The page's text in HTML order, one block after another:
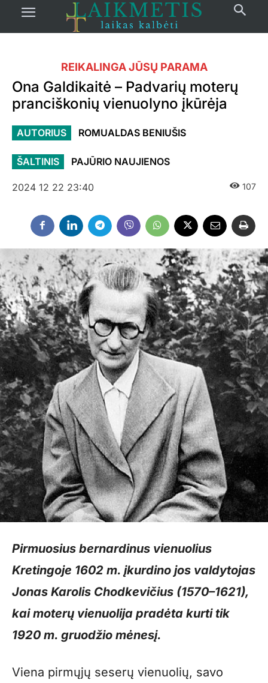
REIKALINGA JŪSŲ PARAMA
Ona Galdikaitė – Padvarių moterų
pranciškonių vienuolyno įkūrėja
AUTORIUS ROMUALDAS BENIUŠIS
ŠALTINIS PAJŪRIO NAUJIENOS
2024 12 22 23:40 107
Pirmuosius bernardinus vienuolius
Kretingoje 1602 m. įkurdino jos valdytojas
Jonas Karolis Chodkevičius (1570–1621),
kai moterų vienuolija pradėta kurti tik
1920 m. gruodžio mėnesį.
Viena pirmųjų seserų vienuolių, savo